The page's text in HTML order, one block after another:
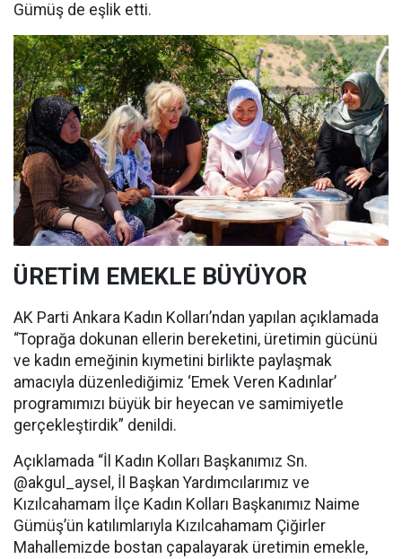
Gümüş de eşlik etti.
ÜRETİM EMEKLE BÜYÜYOR
AK Parti Ankara Kadın Kolları’ndan yapılan açıklamada
“Toprağa dokunan ellerin bereketini, üretimin gücünü
ve kadın emeğinin kıymetini birlikte paylaşmak
amacıyla düzenlediğimiz ‘Emek Veren Kadınlar’
programımızı büyük bir heyecan ve samimiyetle
gerçekleştirdik” denildi.
Açıklamada “İl Kadın Kolları Başkanımız Sn.
@akgul_aysel, İl Başkan Yardımcılarımız ve
Kızılcahamam İlçe Kadın Kolları Başkanımız Naime
Gümüş’ün katılımlarıyla Kızılcahamam Çiğirler
Mahallemizde bostan çapalayarak üretimin emekle,